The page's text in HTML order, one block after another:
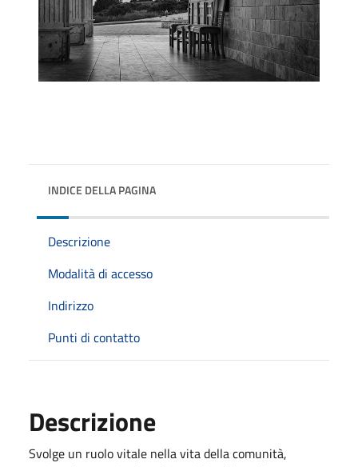
INDICE DELLA PAGINA
Descrizione
Modalità di accesso
Indirizzo
Punti di contatto
Descrizione
Svolge un ruolo vitale nella vita della comunità,